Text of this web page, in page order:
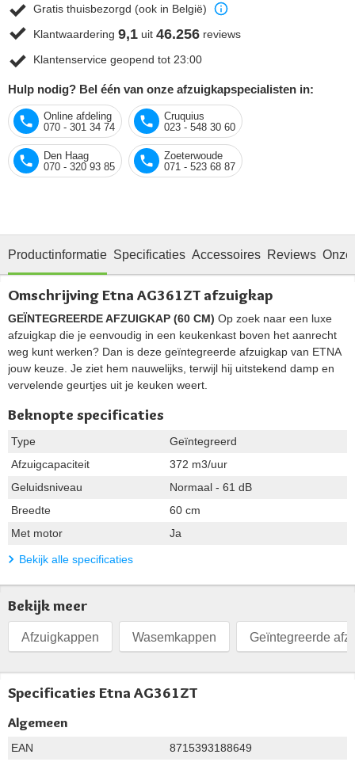
Gratis thuisbezorgd (ook in België)
Klantwaardering 9,1 uit 46.256 reviews
Klantenservice geopend tot 23:00
Hulp nodig? Bel één van onze afzuigkapspecialisten in:
Online afdeling
070 - 301 34 74
Cruquius
023 - 548 30 60
Den Haag
070 - 320 93 85
Zoeterwoude
071 - 523 68 87
Productinformatie Specificaties Accessoires Reviews
Omschrijving Etna AG361ZT afzuigkap
GEÏNTEGREERDE AFZUIGKAP (60 CM) Op zoek naar een luxe
afzuigkap die je eenvoudig in een keukenkast boven het aanrecht
weg kunt werken? Dan is deze geïntegreerde afzuigkap van ETNA
jouw keuze. Je ziet hem nauwelijks, terwijl hij uitstekend damp en
vervelende geurtjes uit je keuken weert.
Beknopte specificaties
Type
Geïntegreerd
Afzuigcapaciteit
372 m3/uur
Geluidsniveau
Normaal - 61 dB
Breedte
60 cm
Met motor
Ja
Bekijk alle specificaties
Bekijk meer
Afzuigkappen Wasemkappen Geïntegreerde
Specificaties Etna AG361ZT
Algemeen
EAN
8715393188649